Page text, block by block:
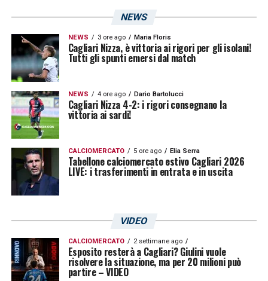
Juventus
.Valentino Lazaro, esterno
austriaco, eGuillermo Maripan, difensore
cileno, sono infatti diffidati. Un eventuale
cartellino giallo contro ilCagliarifarebbe
scattare automaticamente la squalifica per
la stracittadina.
Non rientra invece nei ragionamentiZakaria
Aboukhlal
Olandaper proseguire il recupero.
Per ilCagliarila missione resta chiara:
approfittare del fattore campo, superare
NEWS
NEWS 3 ore ago Maria Floris
Cagliari Nizza, è vittoria ai rigori per gli isolani!
Tutti gli spunti emersi dal match
NEWS 4 ore ago Dario Bartolucci
Cagliari Nizza 4-2: i rigori consegnano la
vittoria ai sardi!
CALCIOMERCATO 5 ore ago Elia Serra
Tabellone calciomercato estivo Cagliari 2026
LIVE: i trasferimenti in entrata e in uscita
VIDEO
CALCIOMERCATO 2 settimane ago
Esposito resterà a Cagliari? Giulini vuole
risolvere la situazione, ma per 20 milioni può
partire – VIDEO